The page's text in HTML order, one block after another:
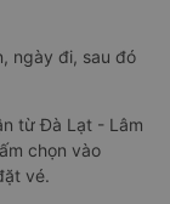
ngày đi, sau đó
từ Đà Lạt - Lâm
chọn vào
vé.